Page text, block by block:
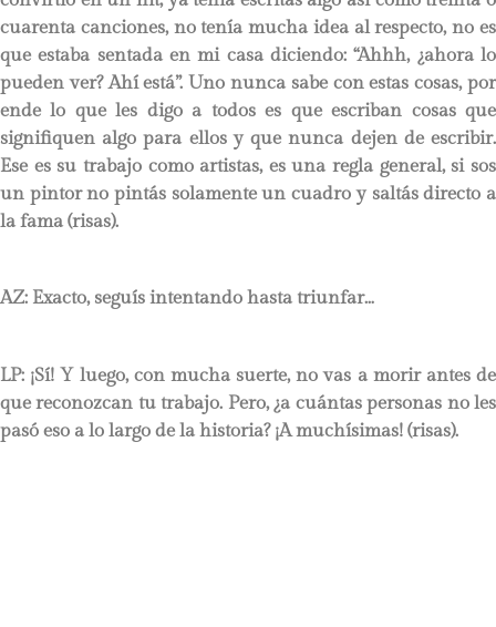
cuarenta canciones, no tenía mucha idea al respecto, no es
que estaba sentada en mi casa diciendo: “Ahhh, ¿ahora lo
pueden ver? Ahí está”. Uno nunca sabe con estas cosas, por
ende lo que les digo a todos es que escriban cosas que
signifiquen algo para ellos y que nunca dejen de escribir.
Ese es su trabajo como artistas, es una regla general, si sos
un pintor no pintás solamente un cuadro y saltás directo a
la fama (risas).
AZ: Exacto, seguís intentando hasta triunfar…
LP: ¡Sí! Y luego, con mucha suerte, no vas a morir antes de
que reconozcan tu trabajo. Pero, ¿a cuántas personas no les
pasó eso a lo largo de la historia? ¡A muchísimas! (risas).